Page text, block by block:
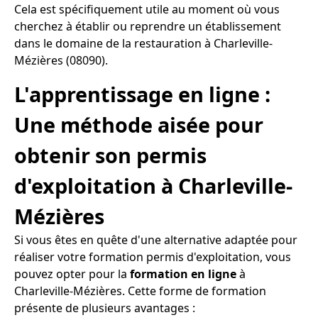
Cela est spécifiquement utile au moment où vous
cherchez à établir ou reprendre un établissement
dans le domaine de la restauration à Charleville-
Mézières (08090).
L'apprentissage en ligne :
Une méthode aisée pour
obtenir son permis
d'exploitation à Charleville-
Mézières
Si vous êtes en quête d'une alternative adaptée pour
réaliser votre formation permis d'exploitation, vous
pouvez opter pour la formation en ligneà
Charleville-Mézières. Cette forme de formation
présente de plusieurs avantages :